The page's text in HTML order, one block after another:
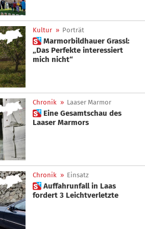
Kultur » Porträt
 Marmorbildhauer Grassl:
„Das Perfekte interessiert
mich nicht“
Chronik » Laaser Marmor
 Eine Gesamtschau des
Laaser Marmors
Chronik » Einsatz
 Auffahrunfall in Laas
fordert 3 Leichtverletzte